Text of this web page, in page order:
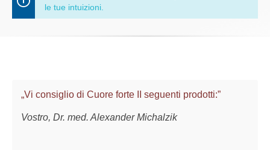
le tue intuizioni.
„Vi consiglio di Cuore forte II seguenti prodotti:”
Vostro, Dr. med. Alexander Michalzik